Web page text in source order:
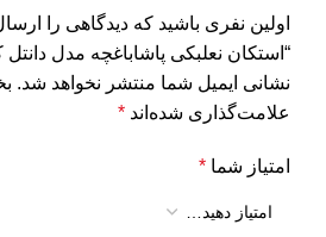
اولین نفری باشید که دیدگاهی را
“استکان نعلبکی پاشاباغچه مدل دانتل کد
نشانی ایمیل شما منتشر نخواهد شد.
علامت‌گذاری شده‌اند *
امتیاز شما *